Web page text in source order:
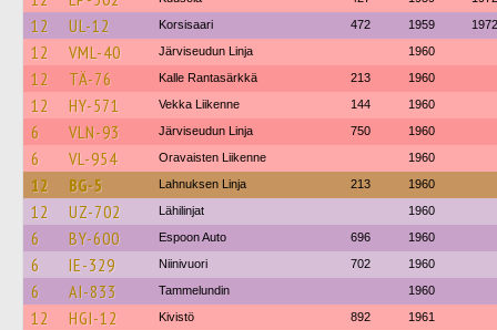
12 UL-12 Korsisaari 472 1959 1972
12 VML-40 Järviseudun Linja 1960
12 TÄ-76 Kalle Rantasärkkä 213 1960
12 HY-571 Vekka Liikenne 144 1960
6 VLN-93 Järviseudun Linja 750 1960
6 VL-954 Oravaisten Liikenne 1960
12 BG-5 Lahnuksen Linja 213 1960
12 UZ-702 Lähilinjat 1960
6 BY-600 Espoon Auto 696 1960
6 IE-329 Niinivuori 702 1960
6 AI-833 Tammelundin 1960
12 HGI-12 Kivistö 892 1961